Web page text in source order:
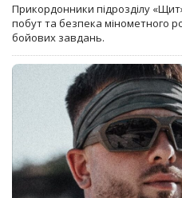
Прикордонники підрозділу
побут та безпека мінометного
бойових завдань.